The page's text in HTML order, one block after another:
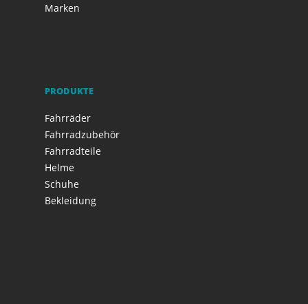
Marken
PRODUKTE
Fahrräder
Fahrradzubehör
Fahrradteile
Helme
Schuhe
Bekleidung